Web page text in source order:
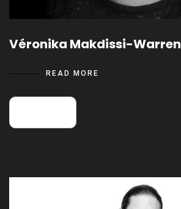
Véronika Makdissi-Warren
READ MORE